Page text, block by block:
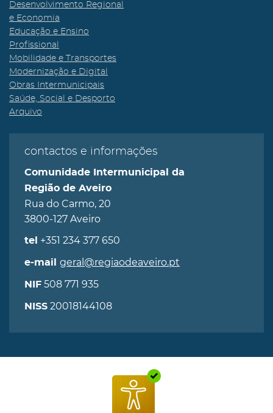
Desenvolvimento Regional
e Economia
Educação e Ensino
Profissional
Mobilidade e Transportes
Modernização e Digital
Obras Intermunicipais
Saúde, Social e Desporto
Arquivo
contactos e informações
Comunidade Intermunicipal da
Região de Aveiro
Rua do Carmo, 20
3800-127 Aveiro
tel +351 234 377 650
e-mail geral@regiaodeaveiro.pt
NIF 508 771 935
NISS 20018144108